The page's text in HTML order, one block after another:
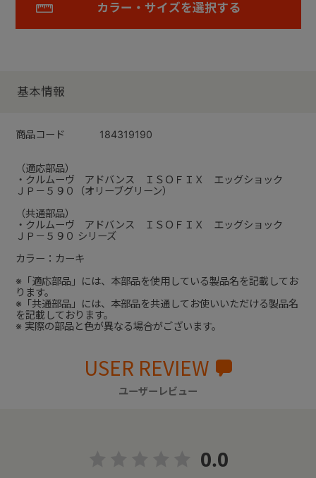
カラー・サイズを選択する
基本情報
商品コード 184319190
（適応部品）
・クルムーヴ アドバンス ＩＳＯＦＩＸ エッグショック
ＪＰ－５９０（オリーブグリーン）
（共通部品）
・クルムーヴ アドバンス ＩＳＯＦＩＸ エッグショック
ＪＰ－５９０ シリーズ
カラー：カーキ
※「適応部品」には、本部品を使用している製品名を記載してお
ります。
※「共通部品」には、本部品を共通してお使いいただける製品名
を記載しております。
※ 実際の部品と色が異なる場合がございます。
USER REVIEW
ユーザーレビュー
0.0